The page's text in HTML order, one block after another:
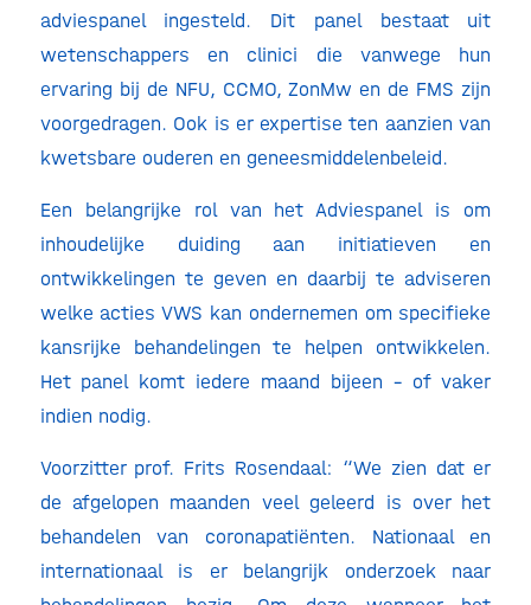
adviespanel ingesteld. Dit panel bestaat uit
wetenschappers en clinici die vanwege hun
ervaring bij de NFU, CCMO, ZonMw en de FMS zijn
voorgedragen. Ook is er expertise ten aanzien van
kwetsbare ouderen en geneesmiddelenbeleid.
Een belangrijke rol van het Adviespanel is om
inhoudelijke duiding aan initiatieven en
ontwikkelingen te geven en daarbij te adviseren
welke acties VWS kan ondernemen om specifieke
kansrijke behandelingen te helpen ontwikkelen.
Het panel komt iedere maand bijeen – of vaker
indien nodig.
Voorzitter prof. Frits Rosendaal: “We zien dat er
de afgelopen maanden veel geleerd is over het
behandelen van coronapatiënten. Nationaal en
internationaal is er belangrijk onderzoek naar